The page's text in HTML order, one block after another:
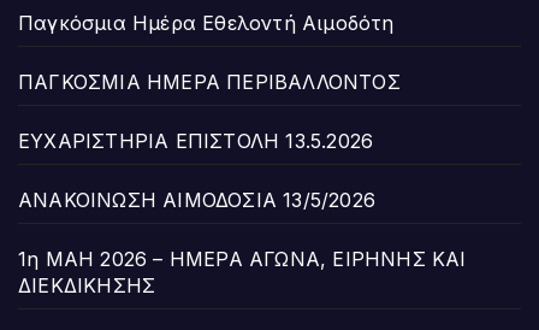
Παγκόσμια Ημέρα Εθελοντή Αιμοδότη
ΠΑΓΚΟΣΜΙΑ ΗΜΕΡΑ ΠΕΡΙΒΑΛΛΟΝΤΟΣ
ΕΥΧΑΡΙΣΤΗΡΙΑ ΕΠΙΣΤΟΛΗ 13.5.2026
ΑΝΑΚΟΙΝΩΣΗ ΑΙΜΟΔΟΣΙΑ 13/5/2026
1η ΜΑΗ 2026 – ΗΜΕΡΑ ΑΓΩΝΑ, ΕΙΡΗΝΗΣ ΚΑΙ
ΔΙΕΚΔΙΚΗΣΗΣ